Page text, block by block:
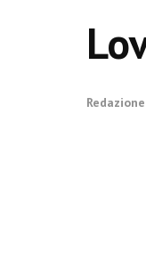
Redazione